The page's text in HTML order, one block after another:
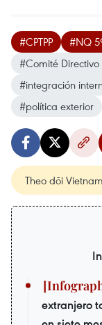
#CPTPP #NQ
#Comité
#integración
#política exterior
Theo dõi
extranjero